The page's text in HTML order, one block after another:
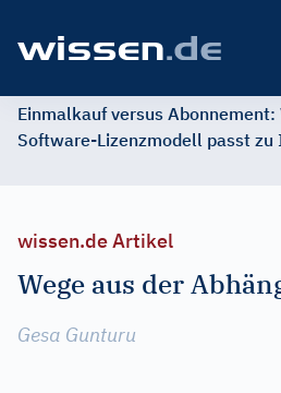
Einmalkauf versus Abonnement:
Software-Lizenzmodell passt zu
wissen.de Artikel
Wege aus der
Gesa Gunturu